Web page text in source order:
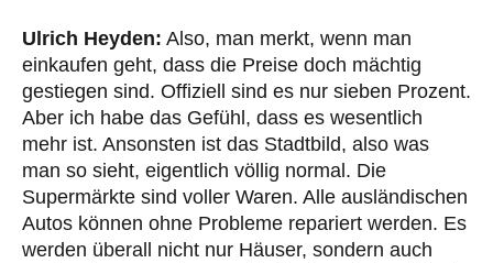
Ulrich Heyden: Also, man merkt, wenn man
einkaufen geht, dass die Preise doch mächtig
gestiegen sind. Offiziell sind es nur sieben Prozent.
Aber ich habe das Gefühl, dass es wesentlich
mehr ist. Ansonsten ist das Stadtbild, also was
man so sieht, eigentlich völlig normal. Die
Supermärkte sind voller Waren. Alle ausländischen
Autos können ohne Probleme repariert werden. Es
werden überall nicht nur Häuser, sondern auch